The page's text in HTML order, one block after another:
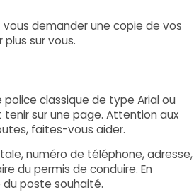
demander une copie de vos
sur vous.
classique de type Arial ou
sur une page. Attention aux
faites-vous aider.
numéro de téléphone, adresse,
du permis de conduire. En
du poste souhaité.